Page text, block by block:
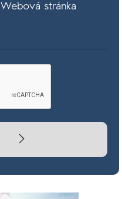
Webová stránka